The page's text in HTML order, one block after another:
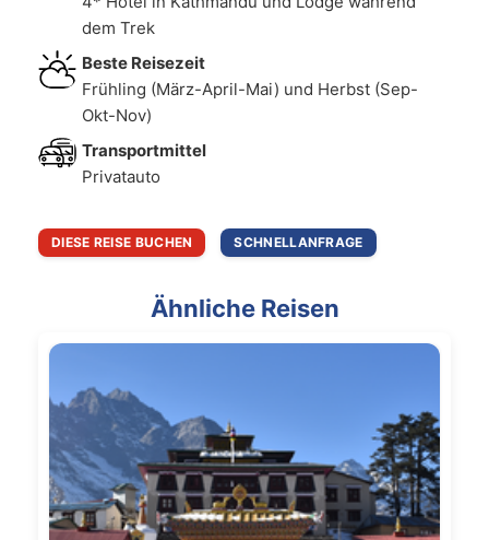
dem Trek
Beste Reisezeit
Frühling (März-April-Mai) und Herbst (Sep-
Okt-Nov)
Transportmittel
Privatauto
DIESE REISE BUCHEN SCHNELLANFRAGE
Ähnliche Reisen